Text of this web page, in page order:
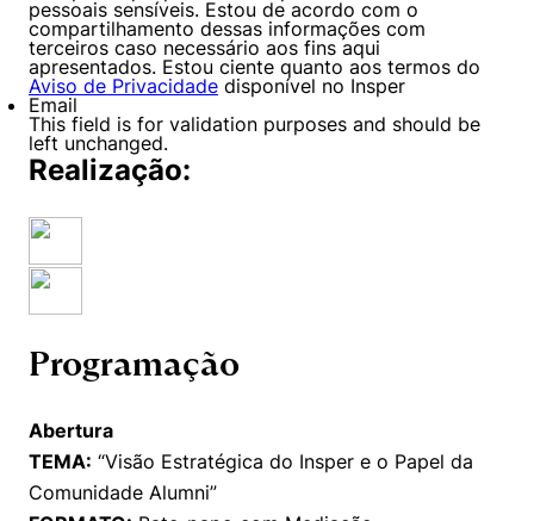
pessoais sensíveis. Estou de acordo com o
compartilhamento dessas informações com
terceiros caso necessário aos fins aqui
apresentados. Estou ciente quanto aos termos do
Aviso de Privacidade disponível no Insper
Email
This field is for validation purposes and should be
left unchanged.
Realização:
Programação
Abertura
TEMA: “Visão Estratégica do Insper e o Papel da
Comunidade Alumni”